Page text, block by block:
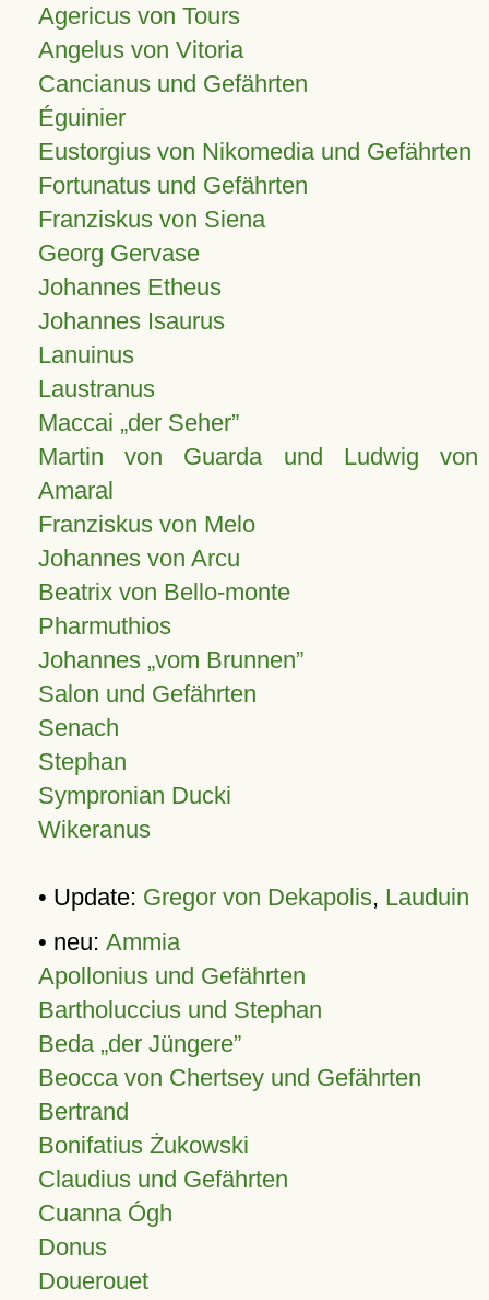
Agericus von Tours
Angelus von Vitoria
Cancianus und Gefährten
Éguinier
Eustorgius von Nikomedia und Gefährten
Fortunatus und Gefährten
Franziskus von Siena
Georg Gervase
Johannes Etheus
Johannes Isaurus
Lanuinus
Laustranus
Maccai „der Seher”
Martin von Guarda und Ludwig von
Amaral
Franziskus von Melo
Johannes von Arcu
Beatrix von Bello-monte
Pharmuthios
Johannes vom Brunnen
Salon und Gefährten
Senach
Stephan
Sympronian Ducki
Wikeranus
• Update: Gregor von Dekapolis, Lauduin
• neu: Ammia
Apollonius und Gefährten
Bartholuccius und Stephan
Beda „der Jüngere”
Beocca von Chertsey und Gefährten
Bertrand
Bonifatius Żukowski
Claudius und Gefährten
Cuanna Ógh
Donus
Douerouet